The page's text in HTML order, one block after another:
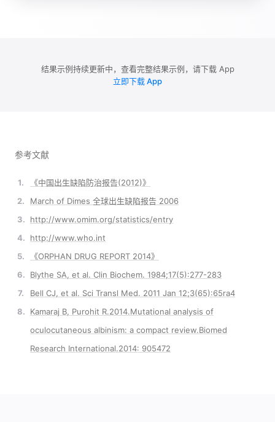
苯丙酮尿症
肝豆状核变性
β 地中海贫血
眼皮肤白化病 2 型
结果示例持续更新中，查看完整结果示例，请下载 App
立即下载 App
参考文献
1.
《中国出生缺陷防治报告(2012)》
2.
March of Dimes 全球出生缺陷报告 2006
3.
http://www.omim.org/statistics/entry
4.
http://www.who.int
5.
《ORPHAN DRUG REPORT 2014》
6.
Blythe SA, et al. Clin Biochem. 1984;17(5):277-283
7.
Bell CJ, et al. Sci Transl Med. 2011 Jan 12;3(65):65ra4
8.
Kamaraj B, Purohit R.2014.Mutational analysis of
oculocutaneous albinism: a compact review.Biomed
Research International.2014: 905472